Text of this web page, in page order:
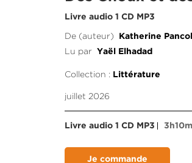
Livre audio 1 CD MP3
De (auteur) Katherine Pancol
Lu par Yaël Elhadad
Collection : Littérature
juillet 2026
Livre audio 1 CD MP3 3h10m